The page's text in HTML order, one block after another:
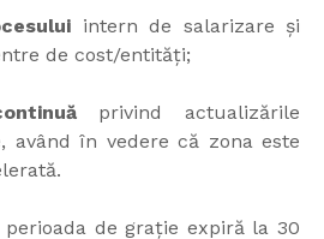
intern de salarizare și
de cost/entități;
privind actualizările
având în vedere că zona este
de grație expiră la 30